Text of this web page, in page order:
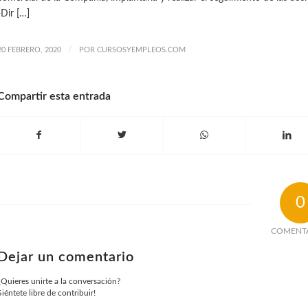
[…]
FEBRERO, 2020 / POR CURSOSYEMPLEOS.COM
esta entrada
0
Dejar un comentario
unirte a la conversación?
libre de contribuir!